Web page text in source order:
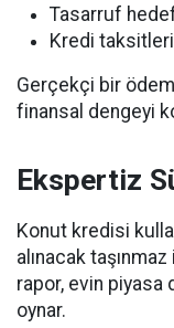
Tasarruf
Kredi taksitleri
Gerçekçi bir
finansal dengeyi
Ekspertiz
Konut kredisi
alınacak
rapor, evin piyasa
oynar.